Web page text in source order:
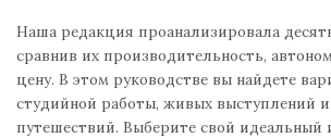
Наша редакция проанализировала
сравнив их производительность,
цену. В этом руководстве вы найдете
студийной работы, живых выступлений
путешествий. Выберите свой идеальный